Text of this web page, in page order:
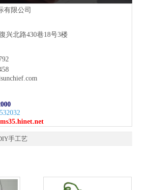
有限公司
兴北路430巷18号3楼
手工艺